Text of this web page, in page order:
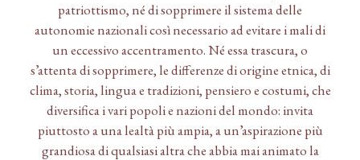
patriottismo, né di sopprimere il sistema delle
autonomie nazionali così necessario ad evitare i mali di
un eccessivo accentramento. Né essa trascura, o
s’attenta di sopprimere, le differenze di origine etnica, di
clima, storia, lingua e tradizioni, pensiero e costumi, che
diversifica i vari popoli e nazioni del mondo: invita
piuttosto a una lealtà più ampia, a un’aspirazione più
grandiosa di qualsiasi altra che abbia mai animato la